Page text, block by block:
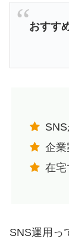
おすす
企業
在宅
SNS運用っ